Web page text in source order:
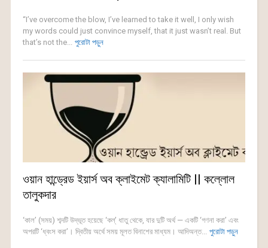
“I’ve overcome the blow, I’ve learned to take it well, I only wish
my words could just convince myself, that it just wasn’t real. But
that’s not the... পুরোটা পড়ুন
ওয়ান হান্ড্রেড ইয়ার্স অব ক্লাইমেট ক্যালামিটি || কল্লোল
তালুকদার
‘কাল’ (সময়) শব্দটি উদ্ভূত হয়েছে ‘কল্’ ধাতু থেকে, যার দুটি অর্থ — একটি ‘গণনা করা’ এবং
অপরটি ‘ধ্বংস করা’। দ্বিতীয় অর্থে সময় মূলত বিনাশের মাধ্যম। আদিঅন্ত... পুরোটা পড়ুন